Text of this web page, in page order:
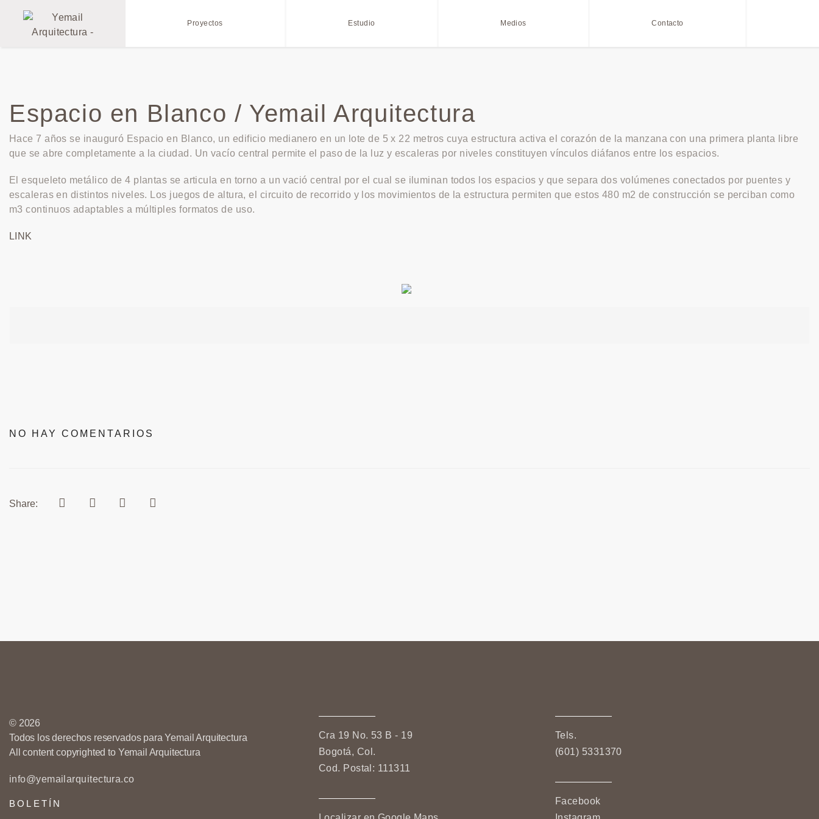
Proyectos Estudio Medios Contacto
Espacio en Blanco / Yemail Arquitectura
Hace 7 años se inauguró Espacio en Blanco, un edificio medianero en un lote de 5 x 22 metros cuya estructura activa el corazón de la manzana con una primera planta libre
que se abre completamente a la ciudad. Un vacío central permite el paso de la luz y escaleras por niveles constituyen vínculos diáfanos entre los espacios.
El esqueleto metálico de 4 plantas se articula en torno a un vació central por el cual se iluminan todos los espacios y que separa dos volúmenes conectados por puentes y
escaleras en distintos niveles. Los juegos de altura, el circuito de recorrido y los movimientos de la estructura permiten que estos 480 m2 de construcción se perciban como
m3 continuos adaptables a múltiples formatos de uso.
LINK
NO HAY COMENTARIOS
Share:
© 2026
Todos los derechos reservados para Yemail Arquitectura
All content copyrighted to Yemail Arquitectura
info@yemailarquitectura.co
BOLETÍN
Cra 19 No. 53 B - 19
Bogotá, Col.
Cod. Postal: 111311
Tels.
(601) 5331370
Facebook